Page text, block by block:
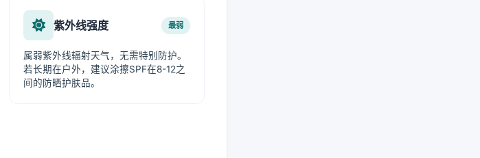
紫外线强度 最弱
属弱紫外线辐射天气，无需特别防护。
若长期在户外，建议涂擦SPF在8-12之
间的防晒护肤品。